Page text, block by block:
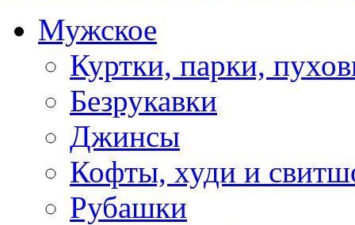
Мужское
Куртки, парки,
Безрукавки
Джинсы
Кофты, худи и
Рубашки